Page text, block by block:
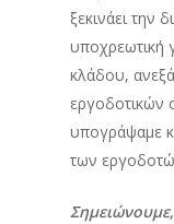
ξεκινάει την
υποχρεωτική
κλάδου,
εργοδοτικών
υπογράψαμε
των
Σημειώνουμε,